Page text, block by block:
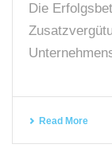
Die
Read More